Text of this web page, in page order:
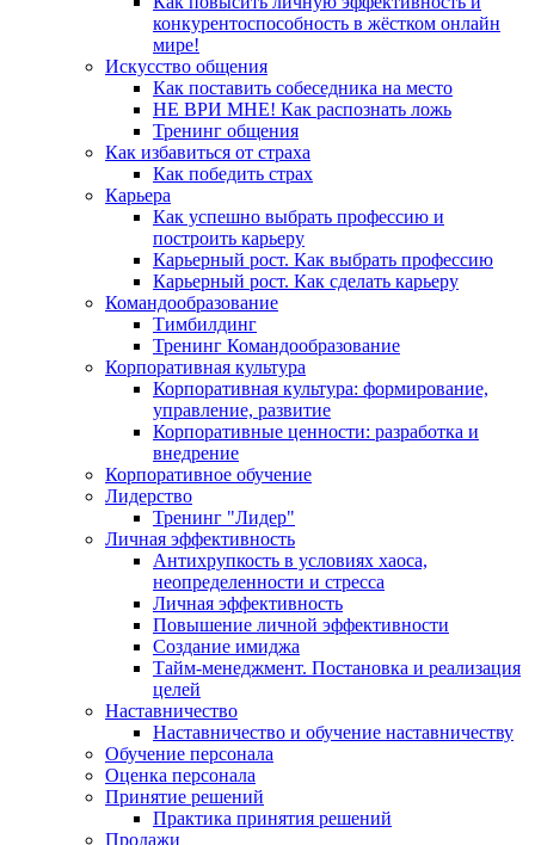
конкурентоспособность в жёстком онлайн
мире!
Искусство общения
Как поставить собеседника на место
НЕ ВРИ МНЕ! Как распознать ложь
Тренинг общения
Как избавиться от страха
Как победить страх
Карьера
Как успешно выбрать профессию и
построить карьеру
Карьерный рост. Как выбрать профессию
Карьерный рост. Как сделать карьеру
Командообразование
Тимбилдинг
Тренинг Командообразование
Корпоративная культура
Корпоративная культура: формирование,
управление, развитие
Корпоративные ценности: разработка и
внедрение
Корпоративное обучение
Лидерство
Тренинг "Лидер"
Личная эффективность
Антихрупкость в условиях хаоса,
неопределенности и стресса
Личная эффективность
Повышение личной эффективности
Создание имиджа
Тайм-менеджмент. Постановка и реализация
целей
Наставничество
Наставничество и обучение наставничеству
Обучение персонала
Оценка персонала
Принятие решений
Практика принятия решений
Продажи